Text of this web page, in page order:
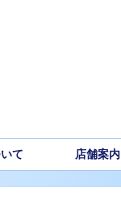
て 店舗案内